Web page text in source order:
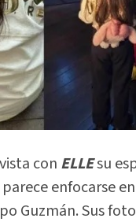
con ELLEsu
enfocarse
Guzmán. Sus